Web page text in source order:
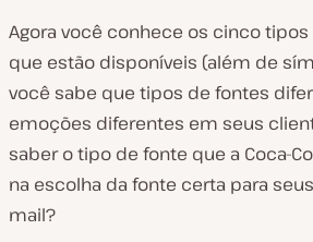
Agora você conhece os cinco
que estão disponíveis (além de
você sabe que tipos de fontes
emoções diferentes em seus
saber o tipo de fonte que a Coca-
na escolha da fonte certa para
mail?